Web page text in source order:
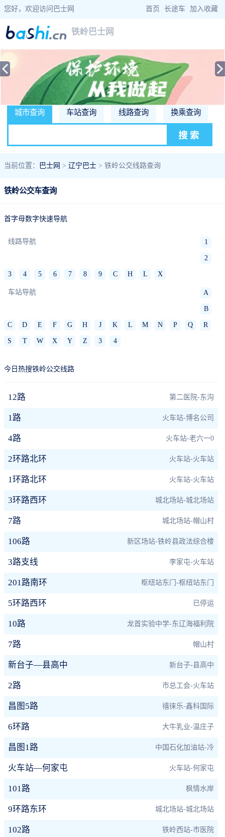
您好，欢迎访问巴士网 首页 长途车 加入收藏
铁岭巴士网
城市查询 车站查询 线路查询 换乘查询
当前位置： 巴士网 > 辽宁巴士 > 铁岭公交线路查询
铁岭公交车查询
首字母数字快速导航
线路导航 1
2
3 4 5 6 7 8 9 C H L X
车站导航 A
B
C D E F G H J K L M N P Q R
S T W X Y Z 3 4
今日热搜铁岭公交线路
12路 第二医院-东沟
1路 火车站-博名公司
4路 火车站-老六一0
2环路北环 火车站-火车站
1环路北环 火车站-火车站
3环路西环 城北场站-城北场站
7路 城北场站-帽山村
106路 新区场站-铁岭县政法综合楼
3路支线 李家屯-火车站
201路南环 枢纽站东门-枢纽站东门
5环路西环 已停运
10路 龙首实验中学-东辽海福利院
7路 帽山村
新台子—县高中 新台子-县高中
2路 市总工会-火车站
昌图5路 禧徕乐-鑫科国际
6环路 大牛乳业-温庄子
昌图1路 中国石化加油站-冷
火车站—何家屯 火车站-何家屯
101路 枫情水岸
9环路东环 城北场站-城北场站
102路 铁岭西站-市医院